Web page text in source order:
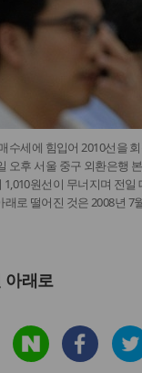
수세에 힘입어 2010선을
오후 서울 중구 외환은행
1,010원선이 무너지며 전
래로 떨어진 것은 2008년 7
아래로